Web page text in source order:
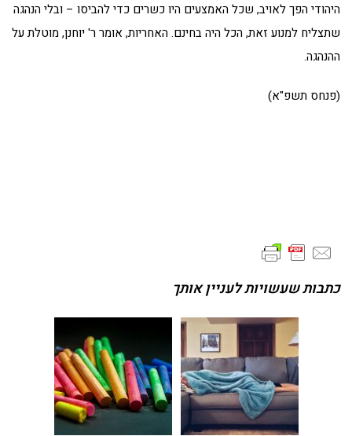
היהודי הפך לאויב, שכל האמצעים היו כשרים כדי להביסו – ובלי הנהגה
שתצליח למנוע זאת, הכל היה בחינם. האחריות, אומר ר' יוחנן, מוטלת על
ההנהגה.
(פנחס תשפ"א)
כתבות שעשויות לעניין אותך